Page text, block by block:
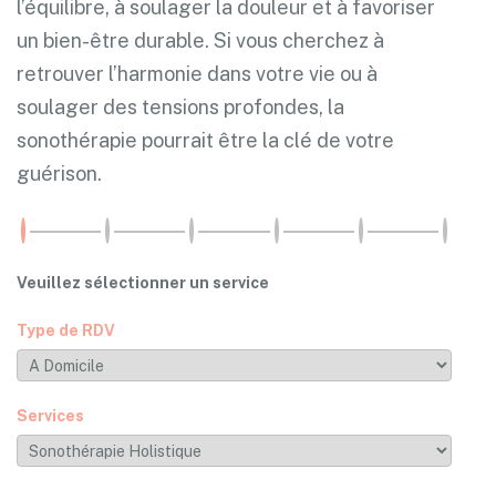
l’équilibre, à soulager la douleur et à favoriser
un bien-être durable. Si vous cherchez à
retrouver l’harmonie dans votre vie ou à
soulager des tensions profondes, la
sonothérapie pourrait être la clé de votre
guérison.
Veuillez sélectionner un service
Type de RDV
Services